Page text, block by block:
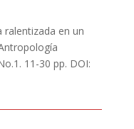
ralentizada en un
11-30 pp. DOI: